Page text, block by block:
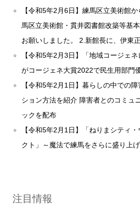
【令和5年2月6日】練馬区立美術館
馬区立美術館・貫井図書館改築等基
お願いしました。 2.新館長に、伊東
【令和5年2月3日】「地域コージェネ
がコージェネ大賞2022で民生用部門
【令和5年2月1日】暮らしの中での
ション方法を紹介 障害者とのコミュ
ックを配布
【令和5年2月1日】「ねりまシティ
クト」～魔法で練馬をさらに盛り上
注目情報